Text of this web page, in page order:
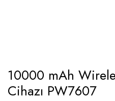
10000 mAh
Cihazı PW7607